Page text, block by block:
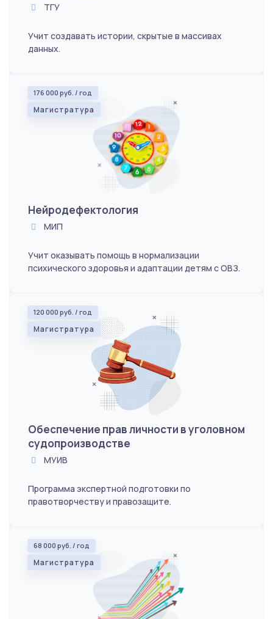
ТГУ
Учит создавать истории, скрытые в массивах
данных.
176 000 руб. / год
Магистратура
Нейродефектология
МИП
Учит оказывать помощь в нормализации
психического здоровья и адаптации детям с ОВЗ.
120 000 руб. / год
Магистратура
Обеспечение прав личности в уголовном
судопроизводстве
МУИВ
Программа экспертной подготовки по
правотворчеству и правозащите.
68 000 руб. / год
Магистратура